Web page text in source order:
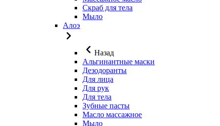
Скраб для тела
Мыло
Алоэ
Назад
Альгинантные маски
Дезодоранты
Для лица
Для рук
Для тела
Зубные пасты
Масло массажное
Мыло